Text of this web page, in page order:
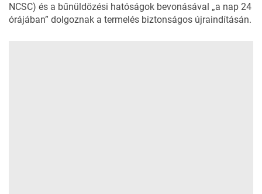
NCSC) és a bűnüldözési hatóságok bevonásával „a nap 24
órájában” dolgoznak a termelés biztonságos újraindításán.